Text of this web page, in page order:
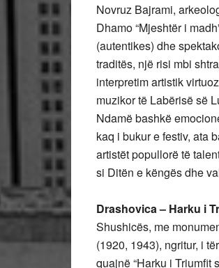
Novruz Bajrami,
Dhamo “Mjeshtër i
(autentikes) dhe
traditës, një risi mbi
interpretim artistik
muzikor të Labërisë së
Ndamë bashkë
kaq i bukur e festiv, ata
artistët popullorë të
si Ditën e këngës dhe
Drashovica – Harku i
Shushicës, me
(1920, 1943), ngritur, i
quajnë “Harku i Triumfit